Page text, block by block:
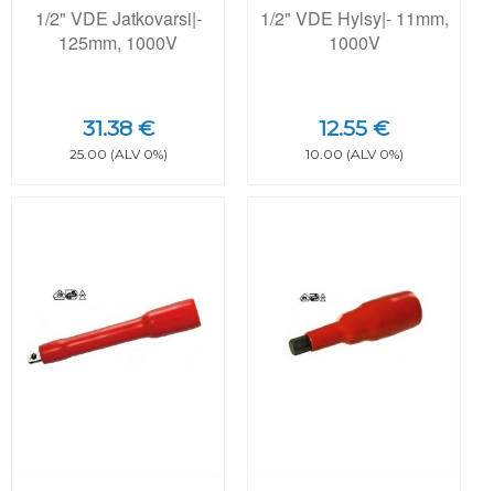
1/2" VDE Jatkovarsi|-
125mm, 1000V
31.38 €
25.00 (ALV 0%)
1/2" VDE Hylsy|- 11mm,
1000V
12.55 €
10.00 (ALV 0%)